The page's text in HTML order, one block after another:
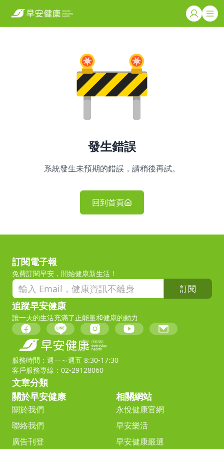
發生錯誤
系統發生未預期的錯誤，請稍後再試。
回到首頁
訂閱電子報
免費訂閱早安，開始健康新生活！
訂閱
追蹤早安健康
讓一天的生活充滿了正能量和健康的動力
服務時間：週一～週五 8:30-17:30
客戶服務專線：02-29128060
文章分類
關於早安健康
關於我們
聯絡我們
廣告刊登
相關網站
永悅健康官網
早安樂活
早安健康嚴選